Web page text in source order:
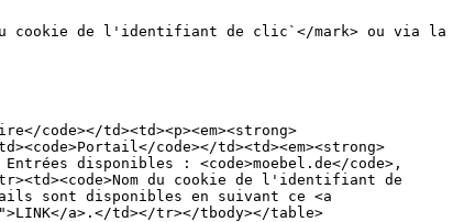
cookie de l'identifiant de clic`</mark> ou via la
code></td><td><p><em><strong>
code></td><td><em><strong>
disponibles : <code>moebel.de</code>,
du cookie de l'identifiant de
sont disponibles en suivant ce <a
a>.</td></tr></tbody></table>